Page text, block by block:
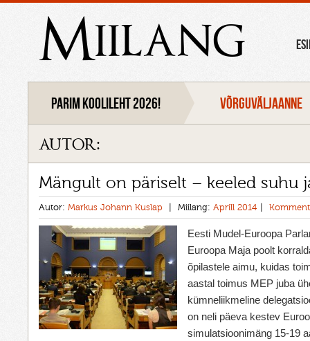
Miilang
Parim koolileht 2026! VÕRGUVÄLJAANNE
autor:
Mängult on päriselt – keeled suhu
Autor: Markus Johann Kuslap Miilang: Aprill 2014
Eesti Mudel-Euroopa
Euroopa Maja poolt
õpilastele aimu, kuidas
aastal toimus MEP juba
kümneliikmeline
on neli päeva kestev
simulatsioonimäng 15-19